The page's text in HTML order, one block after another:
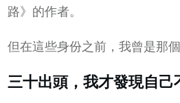
路》的作者。
但在這些身份之前，我曾是那
三十出頭，我才發現自己